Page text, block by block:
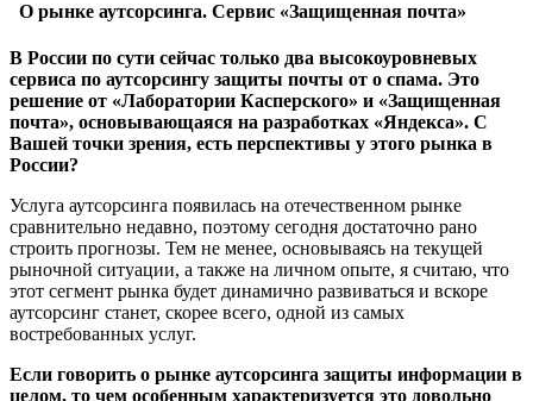
О рынке аутсорсинга. Сервис «Защищенная почта»
В России по сути сейчас только два высокоуровневых
сервиса по аутсорсингу защиты почты от о спама. Это
решение от «Лаборатории Касперского» и «Защищенная
почта», основывающаяся на разработках «Яндекса». С
Вашей точки зрения, есть перспективы у этого рынка в
России?
Услуга аутсорсинга появилась на отечественном рынке
сравнительно недавно, поэтому сегодня достаточно рано
строить прогнозы. Тем не менее, основываясь на текущей
рыночной ситуации, а также на личном опыте, я считаю, что
этот сегмент рынка будет динамично развиваться и вскоре
аутсорсинг станет, скорее всего, одной из самых
востребованных услуг.
Если говорить о рынке аутсорсинга защиты информации в
целом, то чем особенным характеризуется это довольно